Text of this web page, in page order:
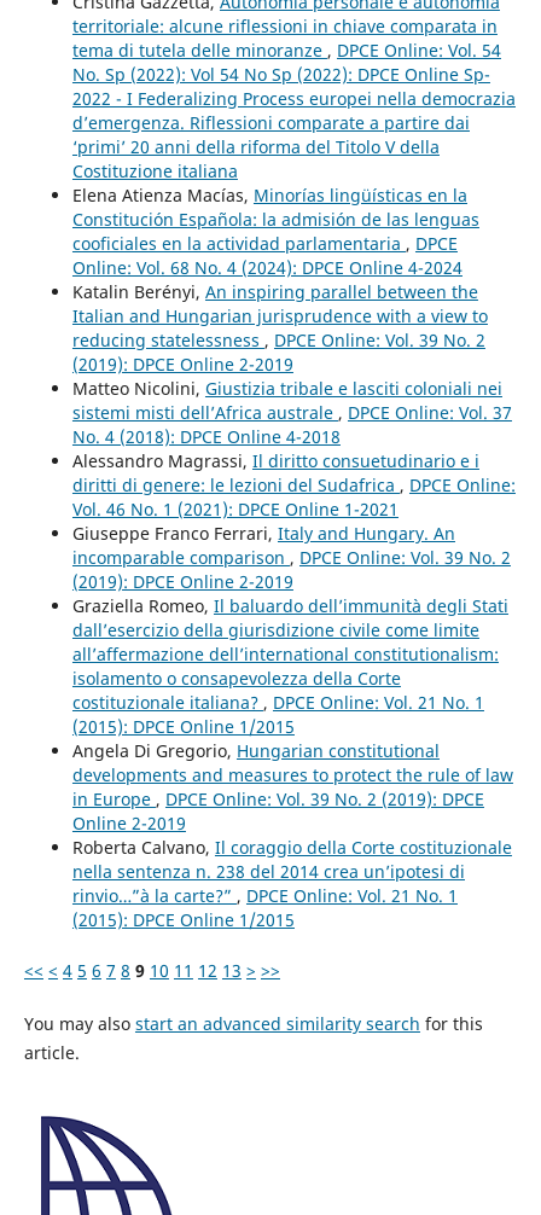
territoriale: alcune riflessioni in chiave comparata in
tema di tutela delle minoranze , DPCE Online: Vol. 54
No. Sp (2022): Vol 54 No Sp (2022): DPCE Online Sp-
2022 - I Federalizing Process europei nella democrazia
d’emergenza. Riflessioni comparate a partire dai
‘primi’ 20 anni della riforma del Titolo V della
Costituzione italiana
Elena Atienza Macías, Minorías lingüísticas en la
Constitución Española: la admisión de las lenguas
cooficiales en la actividad parlamentaria , DPCE
Online: Vol. 68 No. 4 (2024): DPCE Online 4-2024
Katalin Berényi, An inspiring parallel between the
Italian and Hungarian jurisprudence with a view to
reducing statelessness , DPCE Online: Vol. 39 No. 2
(2019): DPCE Online 2-2019
Matteo Nicolini, Giustizia tribale e lasciti coloniali nei
sistemi misti dell’Africa australe , DPCE Online: Vol. 37
No. 4 (2018): DPCE Online 4-2018
Alessandro Magrassi, Il diritto consuetudinario e i
diritti di genere: le lezioni del Sudafrica , DPCE Online:
Vol. 46 No. 1 (2021): DPCE Online 1-2021
Giuseppe Franco Ferrari, Italy and Hungary. An
incomparable comparison , DPCE Online: Vol. 39 No. 2
(2019): DPCE Online 2-2019
Graziella Romeo, Il baluardo dell’immunità degli Stati
dall’esercizio della giurisdizione civile come limite
all’affermazione dell’international constitutionalism:
isolamento o consapevolezza della Corte
costituzionale italiana? , DPCE Online: Vol. 21 No. 1
(2015): DPCE Online 1/2015
Angela Di Gregorio, Hungarian constitutional
developments and measures to protect the rule of law
in Europe , DPCE Online: Vol. 39 No. 2 (2019): DPCE
Online 2-2019
Roberta Calvano, Il coraggio della Corte costituzionale
nella sentenza n. 238 del 2014 crea un’ipotesi di
rinvio…”à la carte?” , DPCE Online: Vol. 21 No. 1
(2015): DPCE Online 1/2015
<< < 4 5 6 7 8 9 10 11 12 13 > >>
You may also start an advanced similarity search for this
article.